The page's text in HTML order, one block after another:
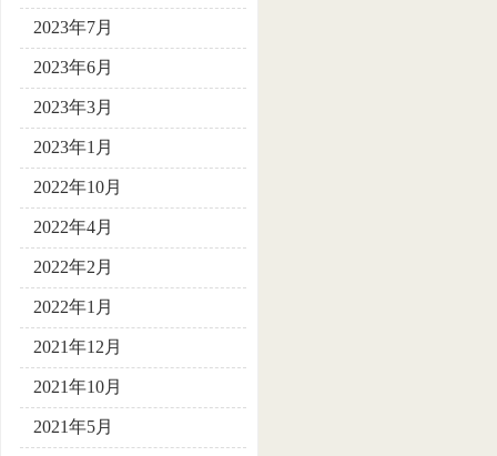
2023年7月
2023年6月
2023年3月
2023年1月
2022年10月
2022年4月
2022年2月
2022年1月
2021年12月
2021年10月
2021年5月